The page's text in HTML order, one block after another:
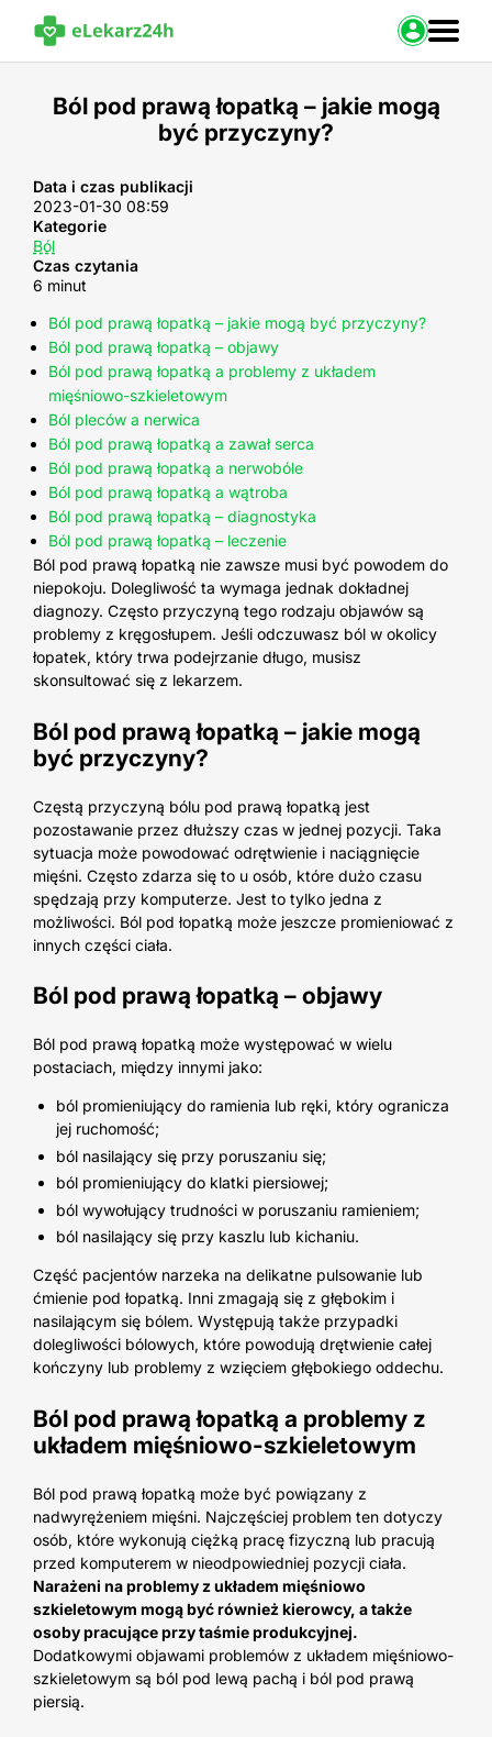
Zaloguj
Ból pod prawą łopatką – jakie mogą
być przyczyny?
Data i czas publikacji
2023-01-30 08:59
Kategorie
Ból
Czas czytania
6 minut
Ból pod prawą łopatką – jakie mogą być przyczyny?
Ból pod prawą łopatką – objawy
Ból pod prawą łopatką a problemy z układem
mięśniowo-szkieletowym
Ból pleców a nerwica
Ból pod prawą łopatką a zawał serca
Ból pod prawą łopatką a nerwobóle
Ból pod prawą łopatką a wątroba
Ból pod prawą łopatką – diagnostyka
Ból pod prawą łopatką – leczenie
Ból pod prawą łopatką nie zawsze musi być powodem do
niepokoju. Dolegliwość ta wymaga jednak dokładnej
diagnozy. Często przyczyną tego rodzaju objawów są
problemy z kręgosłupem. Jeśli odczuwasz ból w okolicy
łopatek, który trwa podejrzanie długo, musisz
skonsultować się z lekarzem.
Ból pod prawą łopatką – jakie mogą
być przyczyny?
Częstą przyczyną bólu pod prawą łopatką jest
pozostawanie przez dłuższy czas w jednej pozycji. Taka
sytuacja może powodować odrętwienie i naciągnięcie
mięśni. Często zdarza się to u osób, które dużo czasu
spędzają przy komputerze. Jest to tylko jedna z
możliwości. Ból pod łopatką może jeszcze promieniować z
innych części ciała.
Ból pod prawą łopatką – objawy
Ból pod prawą łopatką może występować w wielu
postaciach, między innymi jako:
ból promieniujący do ramienia lub ręki, który ogranicza
jej ruchomość;
ból nasilający się przy poruszaniu się;
ból promieniujący do klatki piersiowej;
ból wywołujący trudności w poruszaniu ramieniem;
ból nasilający się przy kaszlu lub kichaniu.
Część pacjentów narzeka na delikatne pulsowanie lub
ćmienie pod łopatką. Inni zmagają się z głębokim i
nasilającym się bólem. Występują także przypadki
dolegliwości bólowych, które powodują drętwienie całej
kończyny lub problemy z wzięciem głębokiego oddechu.
Ból pod prawą łopatką a problemy z
układem mięśniowo-szkieletowym
Ból pod prawą łopatką może być powiązany z
nadwyrężeniem mięśni. Najczęściej problem ten dotyczy
osób, które wykonują ciężką pracę fizyczną lub pracują
przed komputerem w nieodpowiedniej pozycji ciała.
Narażeni na problemy z układem mięśniowo
szkieletowym mogą być również kierowcy, a także
osoby pracujące przy taśmie produkcyjnej.
Dodatkowymi objawami problemów z układem mięśniowo-
szkieletowym są ból pod lewą pachą i ból pod prawą
piersią.